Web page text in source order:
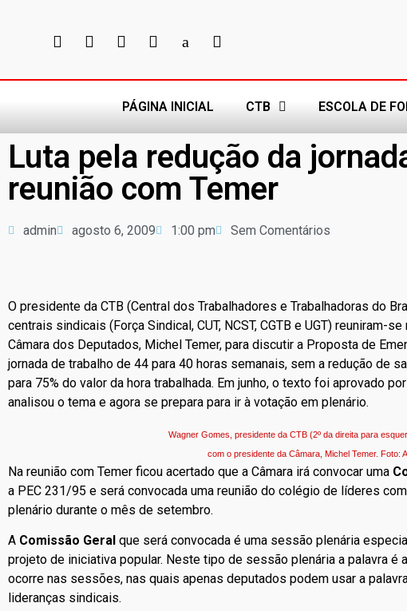
PÁGINA INICIAL CTB ESCOLA DE
Luta pela redução da
reunião com Temer
admin agosto 6, 2009 1:00 pm Sem Comentários
O presidente da CTB (Central dos Trabalhadores e Trabalhadoras do
centrais sindicais (Força Sindical, CUT, NCST, CGTB e UGT) reuniram-
Câmara dos Deputados, Michel Temer, para discutir a Proposta de
jornada de trabalho de 44 para 40 horas semanais, sem a redução de
para 75% do valor da hora trabalhada. Em junho, o texto foi aprovado
analisou o tema e agora se prepara para ir à votação em plenário.
Wagner Gomes, presidente da CTB (2º da direita para
com o presidente da Câmara, Michel Temer. Foto:
Na reunião com Temer ficou acertado que a Câmara irá convocar uma
a PEC 231/95 e será convocada uma reunião do colégio de líderes
plenário durante o mês de setembro.
A Comissão Geral que será convocada é uma sessão plenária
projeto de iniciativa popular. Neste tipo de sessão plenária a palavra é
ocorre nas sessões, nas quais apenas deputados podem usar a
lideranças sindicais.